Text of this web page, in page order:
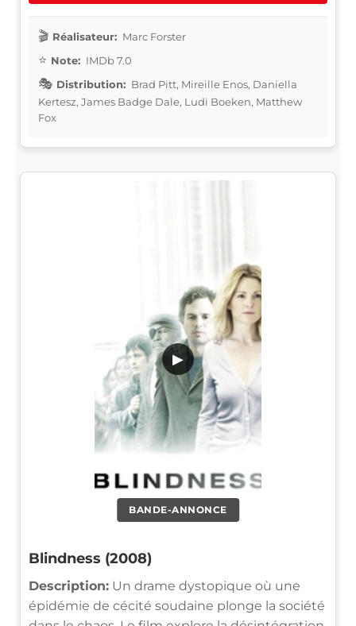
Réalisateur: Marc Forster
Note: IMDb 7.0
Distribution: Brad Pitt, Mireille Enos, Daniella
Kertesz, James Badge Dale, Ludi Boeken, Matthew
Fox
BANDE-ANNONCE
▶
Blindness (2008)
Description: Un drame dystopique où une
épidémie de cécité soudaine plonge la société